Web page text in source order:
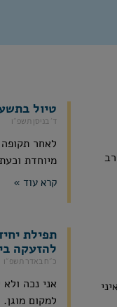
טיול
ד׳ בניסן תשפ״ו
לאחר
מיוחדת
קרא עוד »
תפילת
להזעקה
כ״ח באדר תשפ״ו
אני נכה
למקום